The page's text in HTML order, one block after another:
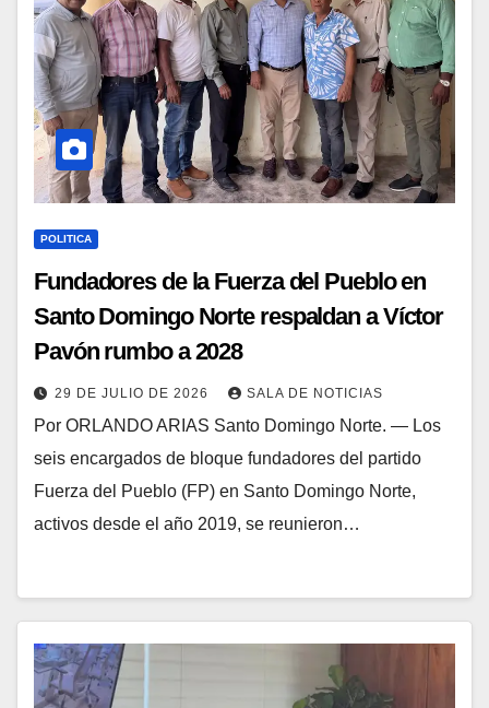
POLITICA
Fundadores de la Fuerza del Pueblo en
Santo Domingo Norte respaldan a Víctor
Pavón rumbo a 2028
29 DE JULIO DE 2026 SALA DE NOTICIAS
Por ORLANDO ARIAS Santo Domingo Norte. — Los
seis encargados de bloque fundadores del partido
Fuerza del Pueblo (FP) en Santo Domingo Norte,
activos desde el año 2019, se reunieron…